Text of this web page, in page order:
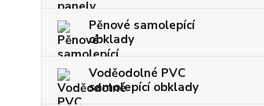
Pěnové samolepící
obklady
Voděodolné PVC
samolepící obklady